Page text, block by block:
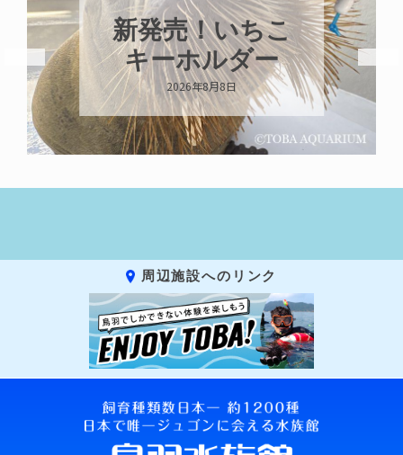
こ
パラオオウム
ガイが交接して
います
2026年8月7日
周辺施設へのリンク